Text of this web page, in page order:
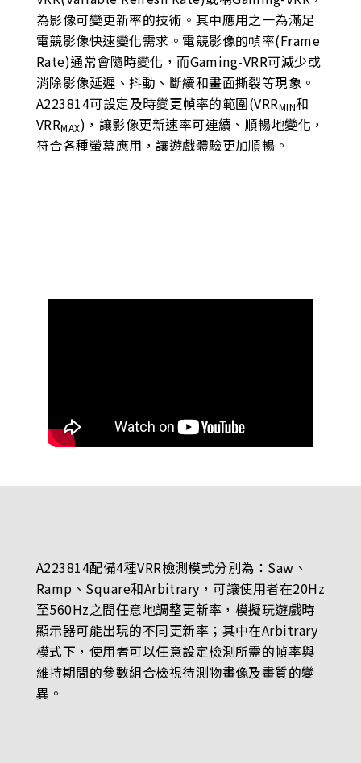
為影像可變更新率的技術。其中應用之一為滿足
電競影像快速變化需求。電競影像的幀率(Frame
Rate)通常會隨時變化，而Gaming-VRR可減少或
消除影像延遲、抖動、斷續和畫面撕裂等現象。
A223814可設定及時變更幀率的範圍(VRRMIN和
VRRMAX)，讓影像更新速率可連續、順暢地變化，
符合各種螢幕應用，讓遊戲體驗更加順暢。
A223814配備4種VRR檢測模式分別為：Saw、
Ramp、Square和Arbitrary，可讓使用者在20Hz
至560Hz之間任意地調整更新率，模擬玩遊戲時
顯示器可能出現的不同更新率；其中在Arbitrary
模式下，使用者可以任意設定檢測所需的幀率與
維持期間的參數組合檢視待測物畫像及畫質的變
異。